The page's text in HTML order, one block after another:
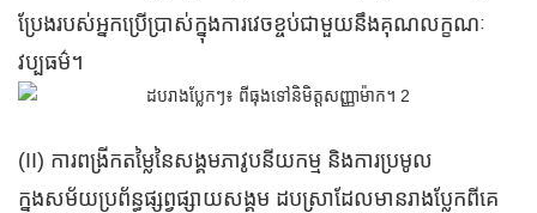
ប្រែងរបស់អ្នកប្រើប្រាស់ក្នុងការវេចខ្ចប់ជាមួយនឹងគុណលក្ខណៈ
វប្បធម៌។
(II) ការពង្រីកតម្លៃនៃសង្គមភាវូបនីយកម្ម និងការប្រមូល
ក្នុង​សម័យ​ប្រព័ន្ធ​ផ្សព្វផ្សាយ​សង្គម ដប​ស្រា​ដែល​មាន​រាង​ប្លែក​ពី​គេ​